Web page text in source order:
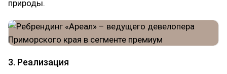
природы.
3. Реализация